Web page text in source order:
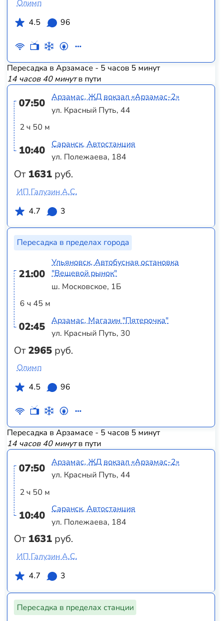
Олимп
4.5
96
Пересадка в Арзамасе - 5 часов 5 минут
14 часов 40 минутв пути
07:50
2 ч 50 м
10:40
От 1631 руб.
Арзамас, ЖД вокзал «‎Арзамас-2»
ул. Красный Путь, 44
Саранск, Автостанция
ул. Полежаева, 184
ИП Галузин А.С.
4.7
3
Пересадка в пределах города
21:00
6 ч 45 м
02:45
От2965 руб.
Ульяновск, Автобусная остановка
"Вещевой рынок"
ш. Московское, 1Б
Арзамас, Магазин "Пятерочка"
ул. Красный Путь, 30
Олимп
4.5
96
Пересадка в Арзамасе - 5 часов 5 минут
14 часов 40 минутв пути
07:50
2 ч 50 м
10:40
От 1631 руб.
Арзамас, ЖД вокзал «‎Арзамас-2»
ул. Красный Путь, 44
Саранск, Автостанция
ул. Полежаева, 184
ИП Галузин А.С.
4.7
3
Пересадка в пределах станции